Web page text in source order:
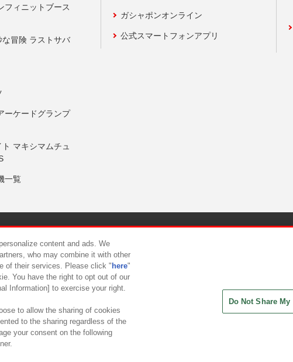
フィニットブース
な冒険 ラストサバ
ーケードグランプ
マキシマムチュ
一覧
ガシャポンオンライン
公式スマートフォンアプリ
カスタマーハラスメント対応方針
content and ads. We
who may combine it with other
of their services. Please click " here"
You have the right to opt out of our
Information] to exercise your right.
to allow the sharing of cookies
to the sharing regardless of the
your consent on the following
Do Not Share